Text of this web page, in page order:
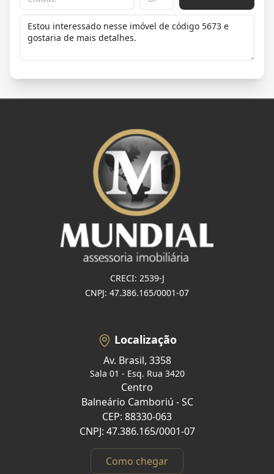
CRECI: 2539-J
CNPJ: 47.386.165/0001-07
Localização
Av. Brasil, 3358
Sala 01 - Esq. Rua 3420
Centro
Balneário Camboriú - SC
CEP: 88330-063
CNPJ: 47.386.165/0001-07
Como chegar